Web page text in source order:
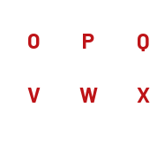
O P Q
V W X